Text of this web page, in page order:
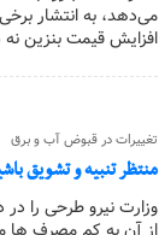
می‌دهد، به انتشار
افزایش قیمت بنزین
تغییرات در قبوض آب و برق
منتظر تنبیه و تشویق
وزارت نیرو طرحی را